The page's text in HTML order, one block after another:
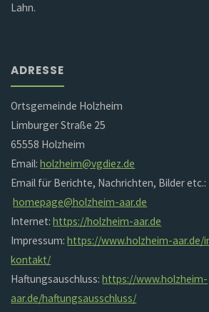
Lahn.
ADRESSE
Ortsgemeinde Holzheim
Limburger Straße 25
65558 Holzheim
Email:holzheim@vgdiez.de
Email für Berichte, Nachrichten, Bilder etc.:
homepage@holzheim-aar.de
Internet:https://holzheim-aar.de
Impressum:https://www.holzheim-aar.de/
kontakt/
Haftungsauschluss:https://www.holzheim-
aar.de/haftungsausschluss/